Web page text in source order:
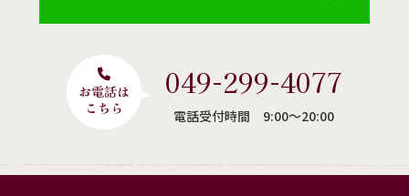
049-299-4077
電話受付時間 9:00〜20:00